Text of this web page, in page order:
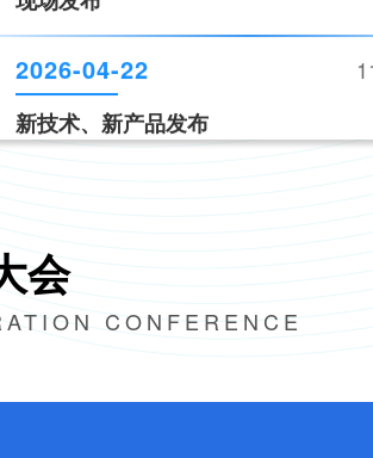
第十六届交博会开幕式
2026-04-22
《道路交通安全产品装备推荐目录（
2026-04-22
新技术、新产品发布
会
CONFERENCE